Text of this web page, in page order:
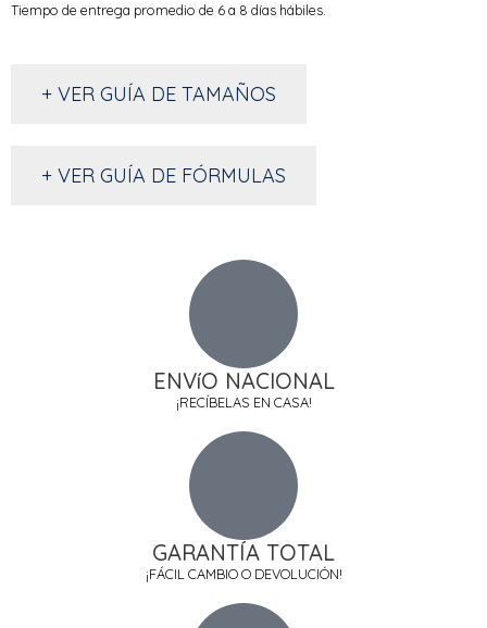
Tiempo de entrega promedio de 6 a 8 días hábiles.
+ VER GUÍA DE TAMAÑOS
+ VER GUÍA DE FÓRMULAS
ENVíO NACIONAL
¡RECÍBELAS EN CASA!
GARANTÍA TOTAL
¡FÁCIL CAMBIO O DEVOLUCIÓN!